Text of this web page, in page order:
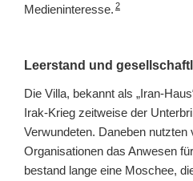
Medieninteresse. 2
Leerstand und
Die Villa, bekannt als „Iran-
Irak-Krieg zeitweise der
Verwundeten. Daneben
Organisationen das Anwesen
bestand lange eine Moschee,